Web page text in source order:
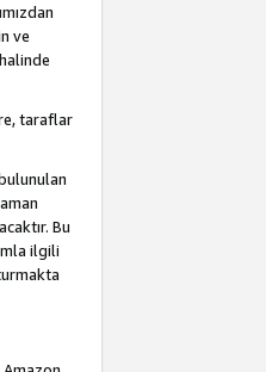
ve
taraflar
Bu
ilgili